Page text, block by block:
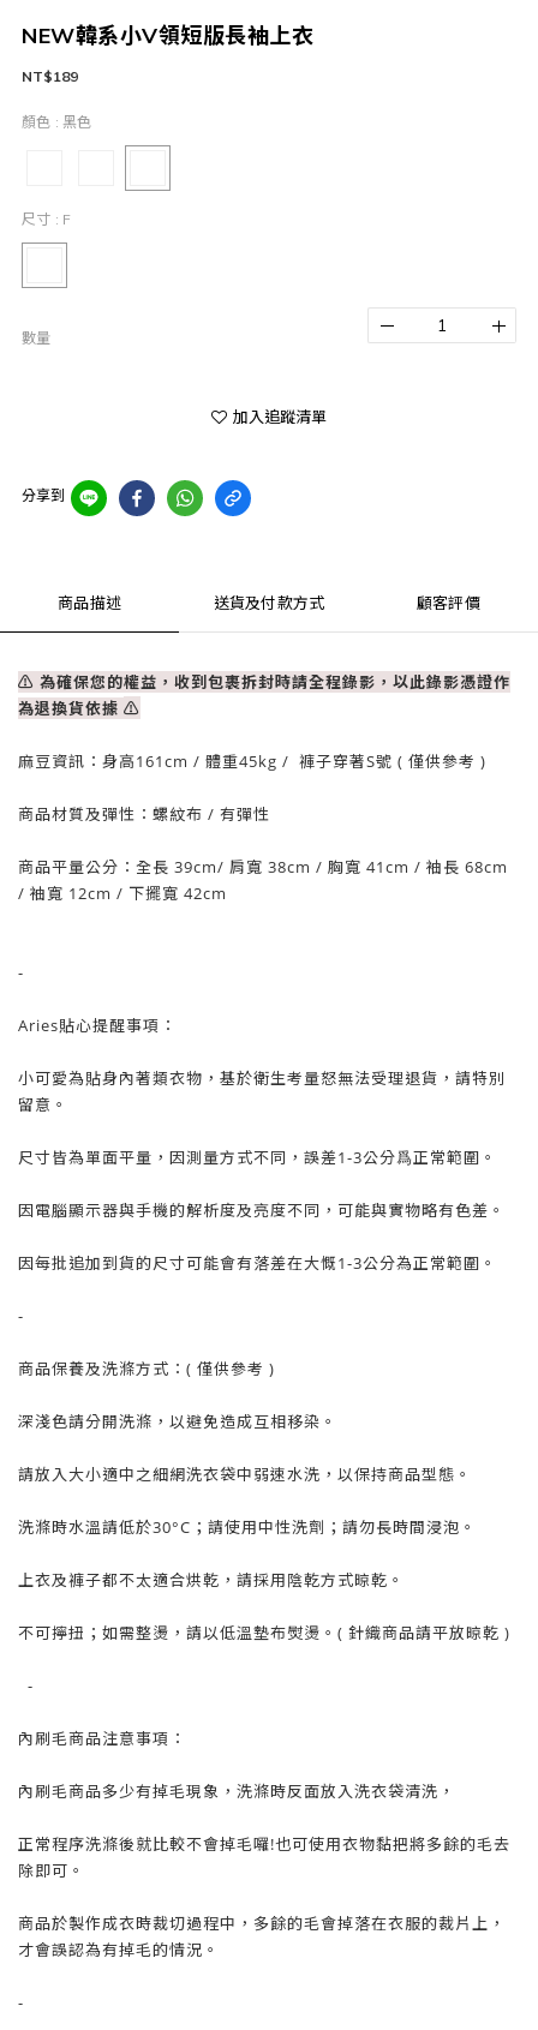
NEW韓系小V領短版長袖上衣
NT$189
顏色 : 黑色
尺寸 : F
數量
加入追蹤清單
分享到
商品描述 送貨及付款方式 顧客評價
⚠ 為確保您的權益，收到包裹拆封時請全程錄影，以此錄影憑證作
為退換貨依據 ⚠
麻豆資訊： 身高161cm / 體重45kg / 褲子穿著S號 ( 僅供參考 )
商品材質及彈性：螺紋布 / 有彈性
商品平量公分：全長 39cm/ 肩寬 38cm / 胸寬 41cm / 袖長 68cm
/ 袖寬 12cm / 下擺寬 42cm
-
Aries貼心提醒事項：
小可愛為貼身內著類衣物，基於衛生考量怒無法受理退貨，請特別
留意。
尺寸皆為單面平量，因測量方式不同，誤差1-3公分爲正常範圍。
因電腦顯示器與手機的解析度及亮度不同，可能與實物略有色差。
因每批追加到貨的尺寸可能會有落差在大慨1-3公分為正常範圍。
-
商品保養及洗滌方式：( 僅供參考 )
深淺色請分開洗滌，以避免造成互相移染。
請放入大小適中之細網洗衣袋中弱速水洗，以保持商品型態。
洗滌時水溫請低於30°C；請使用中性洗劑；請勿長時間浸泡。
上衣及褲子都不太適合烘乾，請採用陰乾方式晾乾。
不可擰扭；如需整燙，請以低溫墊布熨燙。( 針織商品請平放晾乾 )
-
內刷毛商品注意事項：
內刷毛商品多少有掉毛現象，洗滌時反面放入洗衣袋清洗，
正常程序洗滌後就比較不會掉毛囉!也可使用衣物黏把將多餘的毛去
除即可。
商品於製作成衣時裁切過程中，多餘的毛會掉落在衣服的裁片上，
才會誤認為有掉毛的情況。
-